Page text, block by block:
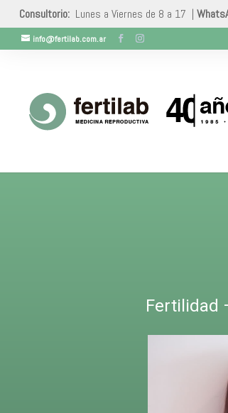
Consultorio:Lunes a Viernes de 8 a 17 |
info@fertilab.com.ar
Fertilidad